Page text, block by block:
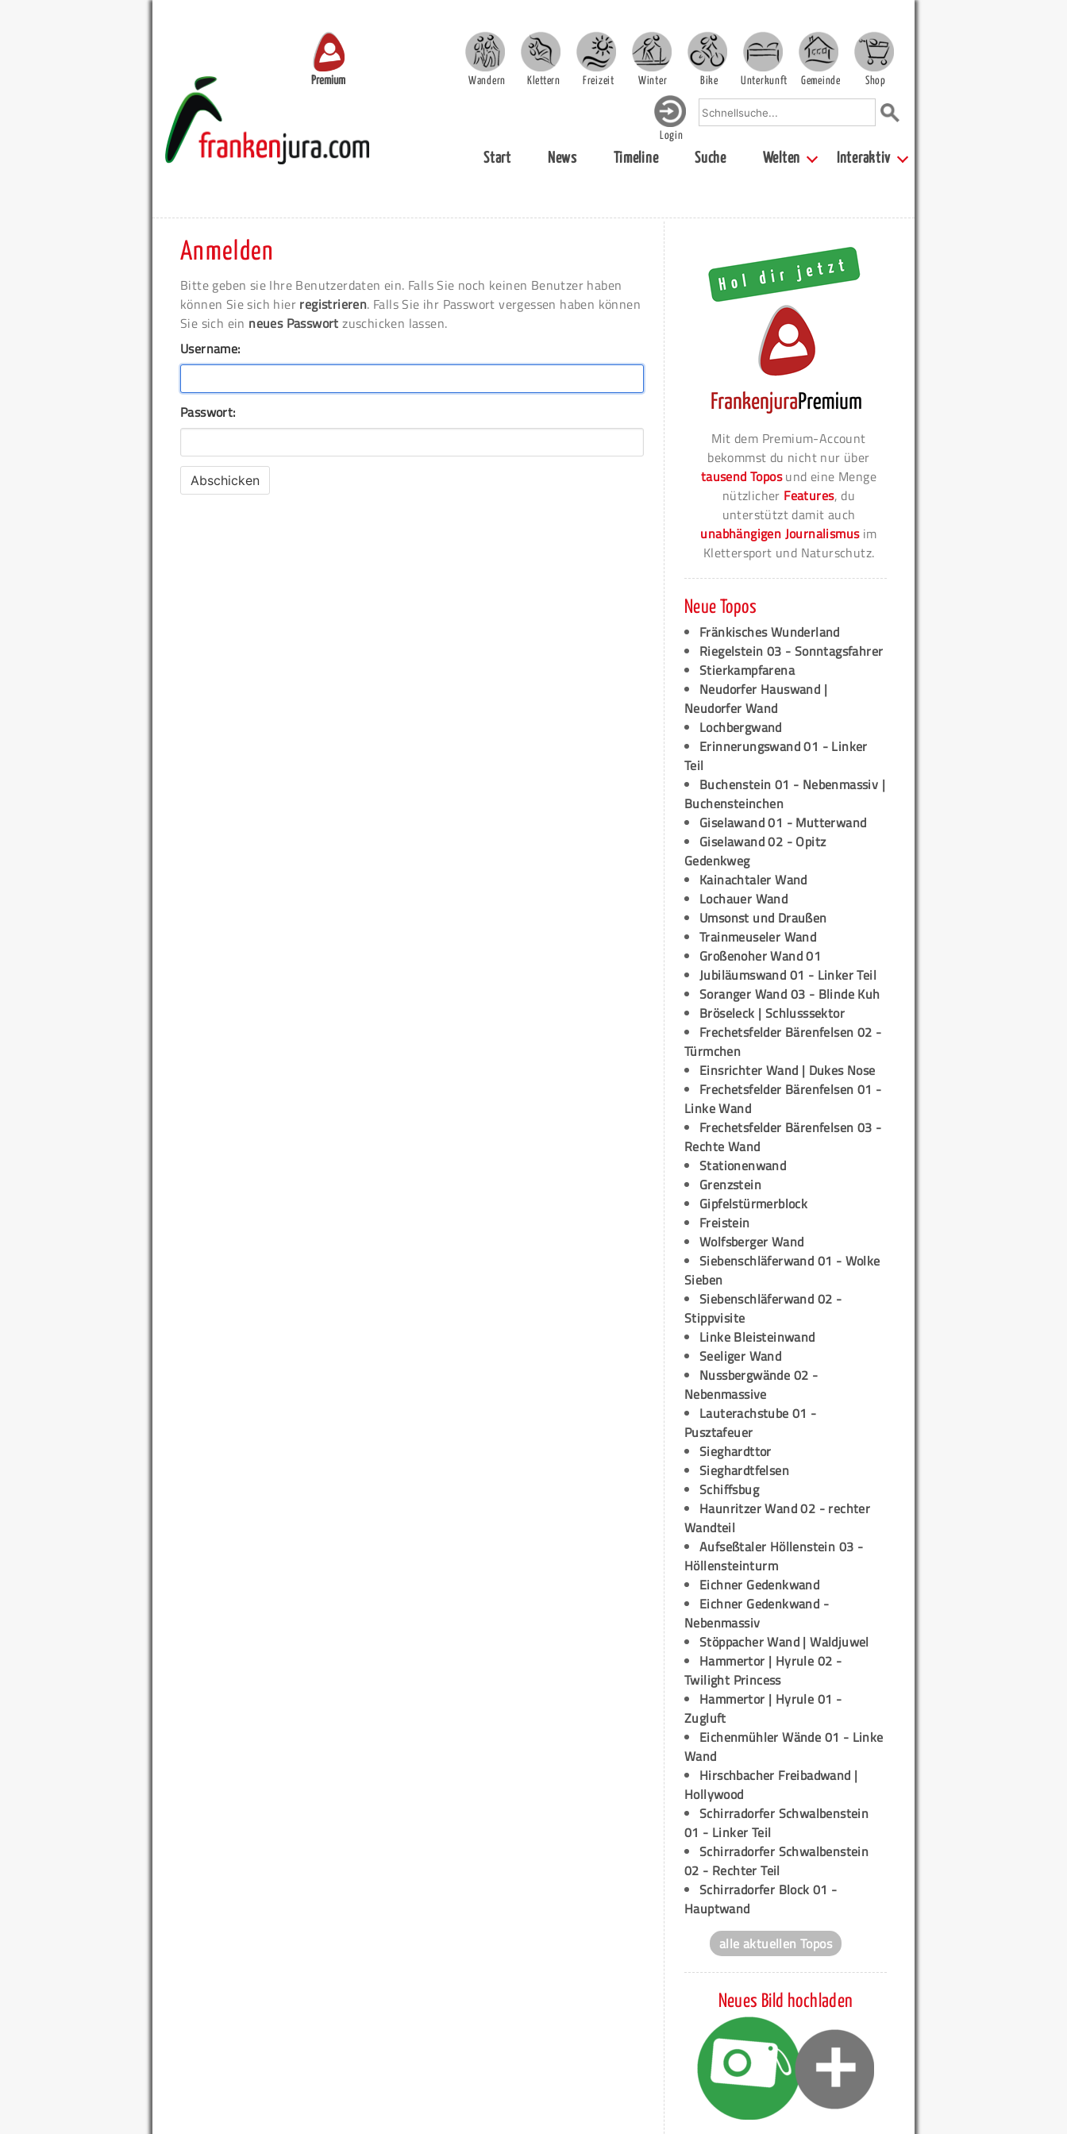
Premium Wandern Klettern Freizeit Winter Bike Unterkunft Gemeinde Shop
Login
Start News Timeline Suche Welten Interaktiv
Anmelden
Bitte geben sie Ihre Benutzerdaten ein. Falls Sie noch keinen Benutzer haben
können Sie sich hier registrieren. Falls Sie ihr Passwort vergessen haben können
Sie sich ein neues Passwort zuschicken lassen.
Username:
Passwort:
Mit dem Premium-Account
bekommst du nicht nur über
tausend Toposund eine Menge
nützlicher Features, du
unterstützt damit auch
unabhängigen Journalismusim
Klettersport und Naturschutz.
Neue Topos
Fränkisches Wunderland
Riegelstein 03 - Sonntagsfahrer
Stierkampfarena
Neudorfer Hauswand |
Neudorfer Wand
Lochbergwand
Erinnerungswand 01 - Linker
Teil
Buchenstein 01 - Nebenmassiv |
Buchensteinchen
Giselawand 01 - Mutterwand
Giselawand 02 - Opitz
Gedenkweg
Kainachtaler Wand
Lochauer Wand
Umsonst und Draußen
Trainmeuseler Wand
Großenoher Wand 01
Jubiläumswand 01 - Linker Teil
Soranger Wand 03 - Blinde Kuh
Bröseleck | Schlusssektor
Frechetsfelder Bärenfelsen 02 -
Türmchen
Einsrichter Wand | Dukes Nose
Frechetsfelder Bärenfelsen 01 -
Linke Wand
Frechetsfelder Bärenfelsen 03 -
Rechte Wand
Stationenwand
Grenzstein
Gipfelstürmerblock
Freistein
Wolfsberger Wand
Siebenschläferwand 01 - Wolke
Sieben
Siebenschläferwand 02 -
Stippvisite
Linke Bleisteinwand
Seeliger Wand
Nussbergwände 02 -
Nebenmassive
Lauterachstube 01 -
Pusztafeuer
Sieghardttor
Sieghardtfelsen
Schiffsbug
Haunritzer Wand 02 - rechter
Wandteil
Aufseßtaler Höllenstein 03 -
Höllensteinturm
Eichner Gedenkwand
Eichner Gedenkwand -
Nebenmassiv
Stöppacher Wand | Waldjuwel
Hammertor | Hyrule 02 -
Twilight Princess
Hammertor | Hyrule 01 -
Zugluft
Eichenmühler Wände 01 - Linke
Wand
Hirschbacher Freibadwand |
Hollywood
Schirradorfer Schwalbenstein
01 - Linker Teil
Schirradorfer Schwalbenstein
02 - Rechter Teil
Schirradorfer Block 01 -
Hauptwand
alle aktuellen Topos
Neues Bild hochladen